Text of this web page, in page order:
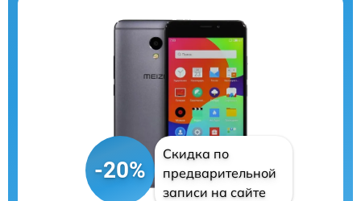
-20%
Скидка по
предварительной
записи на сайте